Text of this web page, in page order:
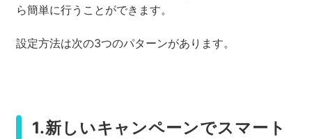
ら簡単に行うことができます。
設定方法は次の3つのパターンがあります。
1.新しいキャンペーンでスマート